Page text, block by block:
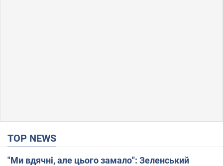
TOP NEWS
"Ми вдячні, але цього замало": Зеленський